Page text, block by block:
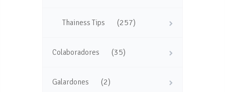
Thainess Tips (257)
Colaboradores (35)
Galardones (2)